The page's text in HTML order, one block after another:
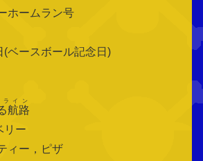
ホームラン号
ベースボール記念日)
航路
ライン
リー
ィー，ピザ